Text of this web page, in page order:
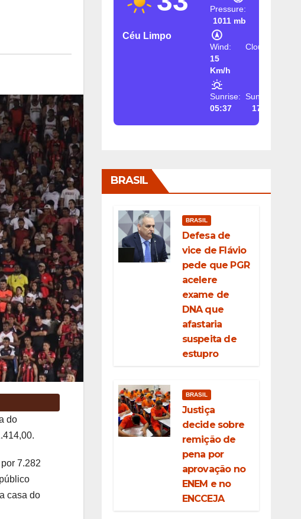
do
7.282
casa do
Céu Limpo
Pressure:
1011 mb
Wind:
15
Km/h
Clouds:
Sunrise:
05:37
Sunset:
17:26
BRASIL
BRASIL
Defesa de
vice de Flávio
pede que PGR
acelere
exame de
DNA que
afastaria
suspeita de
estupro
BRASIL
Justiça
decide sobre
remição de
pena por
aprovação no
ENEM e no
ENCCEJA